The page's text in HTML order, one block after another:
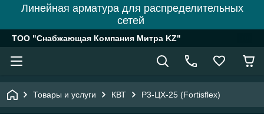
Линейная арматура для распределительных
сетей
ТОО "Снабжающая Компания Митра KZ"
Товары и услуги КВТ Р3-ЦХ-25 (Fortisflex)